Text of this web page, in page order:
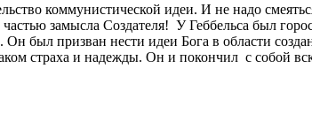
коммунистической идеи. И не надо
замысла Создателя! У Геббельса был
был призван нести идеи Бога в области
страха и надежды. Он и покончил с собой